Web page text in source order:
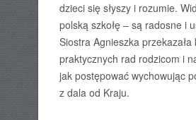
dzieci się słyszy i rozumie.
polską szkołę – są radosne i
Siostra Agnieszka przekazała
praktycznych rad rodzicom i
jak postępować wychowując
z dala od Kraju.